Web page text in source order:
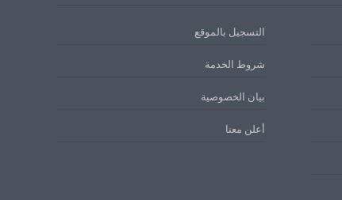
التسجيل بالموقع
شروط الخدمة
بيان الخصوصية
أعلن معنا